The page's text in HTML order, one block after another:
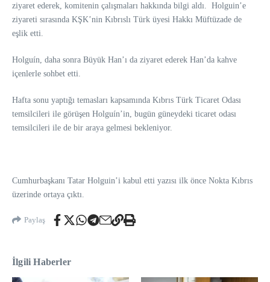
ziyaret ederek, komitenin çalışmaları hakkında bilgi aldı. Holguin’e
ziyareti sırasında KŞK’nin Kıbrıslı Türk üyesi Hakkı Müftüzade de
eşlik etti.
Holguín, daha sonra Büyük Han’ı da ziyaret ederek Han’da kahve
içenlerle sohbet etti.
Hafta sonu yaptığı temasları kapsamında Kıbrıs Türk Ticaret Odası
temsilcileri ile görüşen Holguín’in, bugün güneydeki ticaret odası
temsilcileri ile de bir araya gelmesi bekleniyor.
Cumhurbaşkanı Tatar Holguin’i kabul etti yazısı ilk önce Nokta Kıbrıs
üzerinde ortaya çıktı.
Paylaş
İlgili Haberler